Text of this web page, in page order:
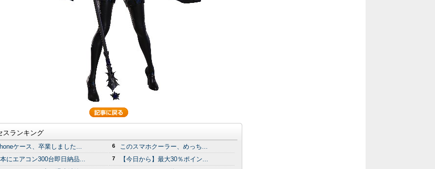
スランキング
ケース、卒業しました...
にエアコン300台即日納品...
6 このスマホクーラー、めっち...
7 【今日から】最大30％ポイン...